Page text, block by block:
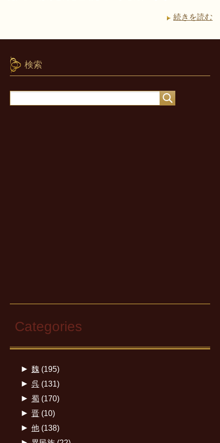
続きを読む
検索
Categories
► 魏 (195)
► 呉(131)
► 蜀 (170)
► 晋(10)
► 他(138)